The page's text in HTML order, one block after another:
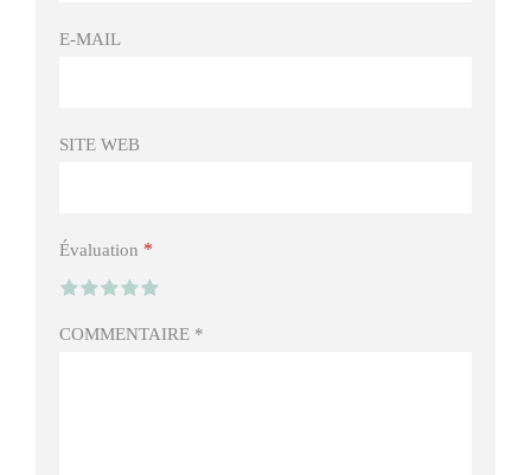
E-MAIL
SITE WEB
Évaluation *
COMMENTAIRE *